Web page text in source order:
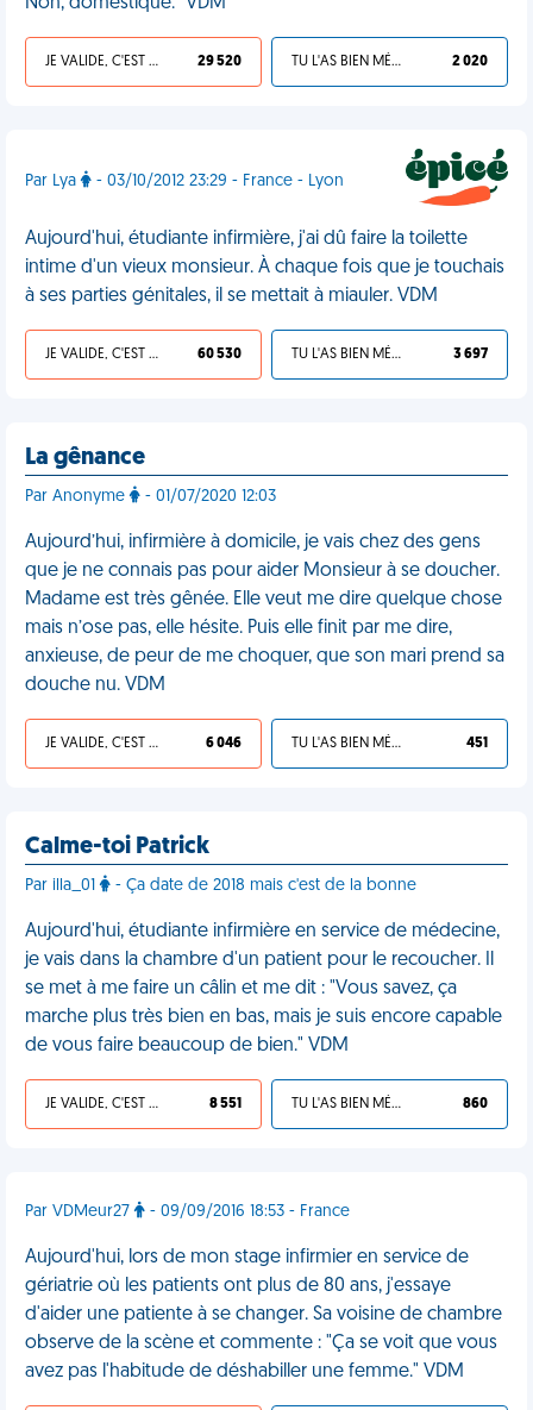
JE VALIDE, C'EST UNE VDM 29 520 TU L'AS BIEN MÉRITÉ 2 020
Par Lya - 03/10/2012 23:29 - France - Lyon
Aujourd'hui, étudiante infirmière, j'ai dû faire la toilette
intime d'un vieux monsieur. À chaque fois que je touchais
à ses parties génitales, il se mettait à miauler. VDM
JE VALIDE, C'EST UNE VDM 60 530 TU L'AS BIEN MÉRITÉ 3 697
La gênance
Par Anonyme - 01/07/2020 12:03
Aujourd’hui, infirmière à domicile, je vais chez des gens
que je ne connais pas pour aider Monsieur à se doucher.
Madame est très gênée. Elle veut me dire quelque chose
mais n’ose pas, elle hésite. Puis elle finit par me dire,
anxieuse, de peur de me choquer, que son mari prend sa
douche nu. VDM
JE VALIDE, C'EST UNE VDM 6 046 TU L'AS BIEN MÉRITÉ 451
Calme-toi Patrick
Par illa_01 - Ça date de 2018 mais c'est de la bonne
Aujourd'hui, étudiante infirmière en service de médecine,
je vais dans la chambre d'un patient pour le recoucher. Il
se met à me faire un câlin et me dit : "Vous savez, ça
marche plus très bien en bas, mais je suis encore capable
de vous faire beaucoup de bien." VDM
JE VALIDE, C'EST UNE VDM 8 551 TU L'AS BIEN MÉRITÉ 860
Par VDMeur27 - 09/09/2016 18:53 - France
Aujourd'hui, lors de mon stage infirmier en service de
gériatrie où les patients ont plus de 80 ans, j'essaye
d'aider une patiente à se changer. Sa voisine de chambre
observe de la scène et commente : "Ça se voit que vous
avez pas l'habitude de déshabiller une femme." VDM